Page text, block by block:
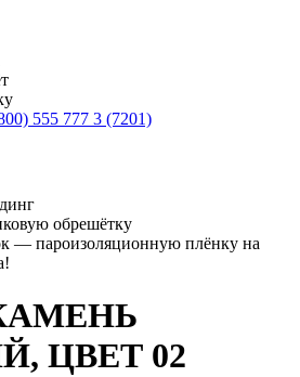
555 777 3 (7201)
обрешётку
— пароизоляционную плёнку на
ЦВЕТ 02